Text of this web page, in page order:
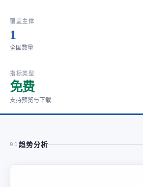
覆盖主体
1
全国数量
指标类型
免费
支持预览与下载
01 趋势分析